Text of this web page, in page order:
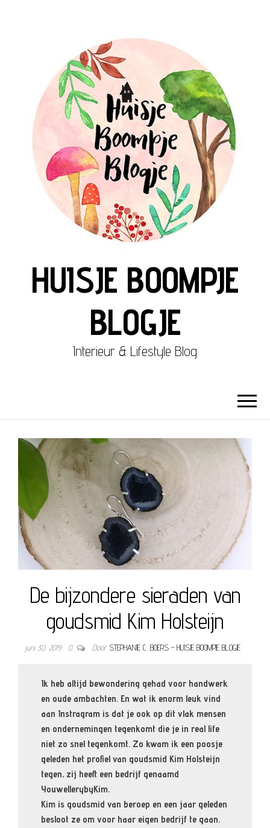
HUISJE BOOMPJE
BLOGJE
Interieur & Lifestyle Blog
De bijzondere sieraden van
goudsmid Kim Holsteijn
juni 30, 2019 0 Door STEPHANIE C. BOERS - HUISJE BOOMPJE BLOGJE
Ik heb altijd bewondering gehad voor handwerk
en oude ambachten. En wat ik enorm leuk vind
aan Instragram is dat je ook op dit vlak mensen
en ondernemingen tegenkomt die je in real life
niet zo snel tegenkomt. Zo kwam ik een poosje
geleden het profiel van goudsmid Kim Holsteijn
tegen, zij heeft een bedrijf genaamd
YouwellerybyKim.
Kim is goudsmid van beroep en een jaar geleden
besloot ze om voor haar eigen bedrijf te gaan.